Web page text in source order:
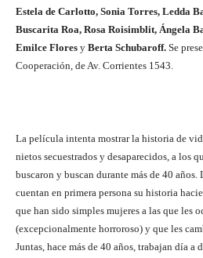
Estela de Carlotto, Sonia Torres, Ledda
Buscarita Roa, Rosa Roisimblit, Ángela
Emilce Flores y Berta Schubaroff. Se
Cooperación, de Av. Corrientes 1543.
La película intenta mostrar la historia de
nietos secuestrados y desaparecidos, a los
buscaron y buscan durante más de 40 años.
cuentan en primera persona su historia
que han sido simples mujeres a las que les
(excepcionalmente horroroso) y que les
Juntas, hace más de 40 años, trabajan día a